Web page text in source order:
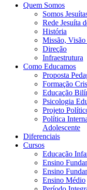
Quem Somos
Somos
Rede Jesuíta
História
Missão, Visão
Direção
Infraestrutura
Como Educamos
Proposta
Formação
Educação
Psicologia
Projeto
Política
Adolescente
Diferenciais
Cursos
Educação
Ensino
Ensino
Ensino Médio